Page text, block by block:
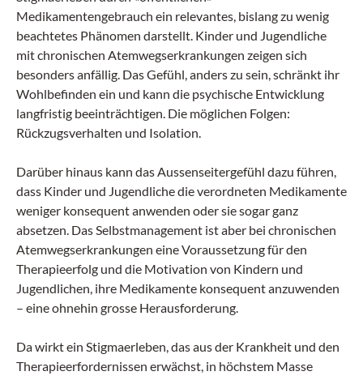
Medikamentengebrauch ein relevantes, bislang zu wenig
beachtetes Phänomen darstellt. Kinder und Jugendliche
mit chronischen Atemwegserkrankungen zeigen sich
besonders anfällig. Das Gefühl, anders zu sein, schränkt ihr
Wohlbefinden ein und kann die psychische Entwicklung
langfristig beeinträchtigen. Die möglichen Folgen:
Rückzugsverhalten und Isolation.
Darüber hinaus kann das Aussenseitergefühl dazu führen,
dass Kinder und Jugendliche die verordneten Medikamente
weniger konsequent anwenden oder sie sogar ganz
absetzen. Das Selbstmanagement ist aber bei chronischen
Atemwegserkrankungen eine Voraussetzung für den
Therapieerfolg und die Motivation von Kindern und
Jugendlichen, ihre Medikamente konsequent anzuwenden
– eine ohnehin grosse Herausforderung.
Da wirkt ein Stigmaerleben, das aus der Krankheit und den
Therapieerfordernissen erwächst, in höchstem Masse